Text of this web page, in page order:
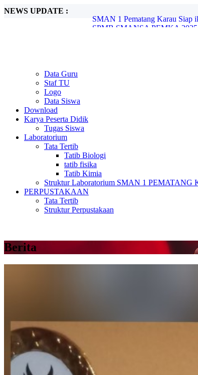
NEWS UPDATE :
SPMB SMANSA PEMKA
Olimpiade Sains Nasional
Data Guru
Staf TU
Logo
Data Siswa
Download
Karya Peserta Didik
Tugas Siswa
Laboratorium
Tata Tertib
Tatib Biologi
tatib fisika
Tatib Kimia
Struktur Laboratorium SMAN 1 PEMATANG
PERPUSTAKAAN
Tata Tertib
Struktur Perpustakaan
Berita